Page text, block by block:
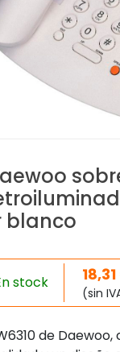
blanco
stock 18,31
(sin
de